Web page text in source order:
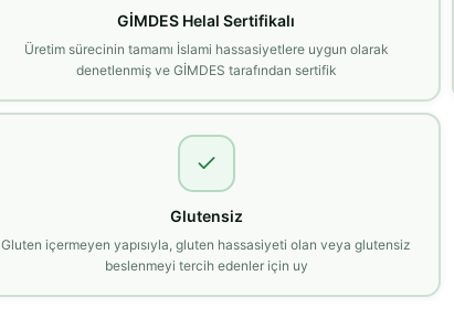
GİMDES Helal Sertifikalı
Üretim sürecinin tamamı İslami hassasiyetlere uygun olarak
denetlenmiş ve GİMDES tarafından sertifik
Glutensiz
Gluten içermeyen yapısıyla, gluten hassasiyeti olan veya glutensiz
beslenmeyi tercih edenler için uy